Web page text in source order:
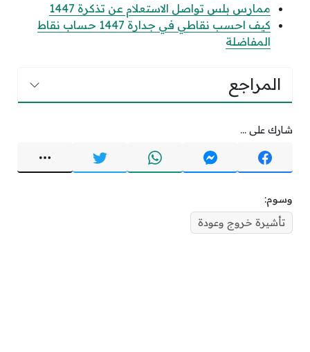
ممارس بلس تواصل الاستعلام عن تذكرة 1447
كيف احسب نقاطي في جدارة 1447 حساب نقاط
المفاضلة
المراجع
شارك على ...
وسوم:
تأشيرة خروج وعودة